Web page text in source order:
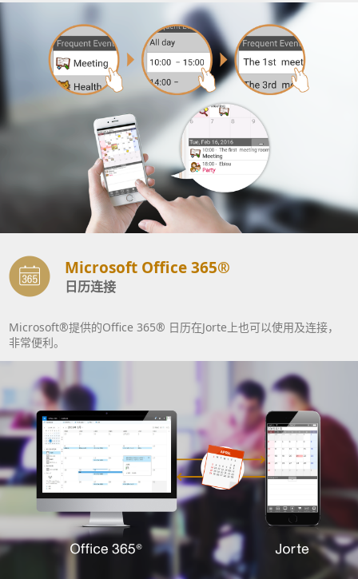
Microsoft Office 365®
日历连接
Microsoft®提供的Office 365® 日历在Jorte上也可以使用及连接，
非常便利。